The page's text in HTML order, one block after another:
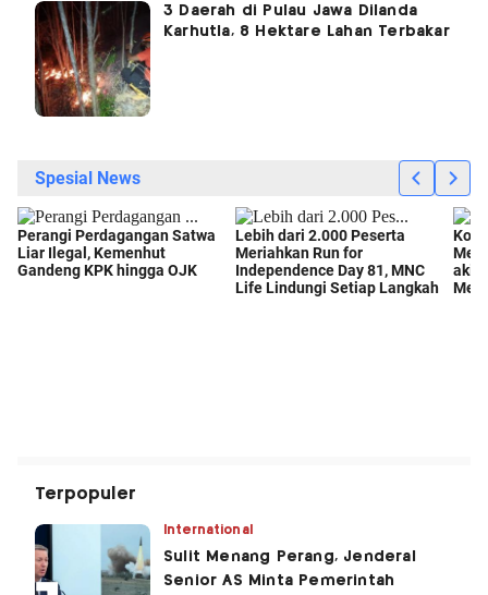
3 Daerah di Pulau Jawa Dilanda
Karhutla, 8 Hektare Lahan Terbakar
Terpopuler
International
Sulit Menang Perang, Jenderal
Senior AS Minta Pemerintah